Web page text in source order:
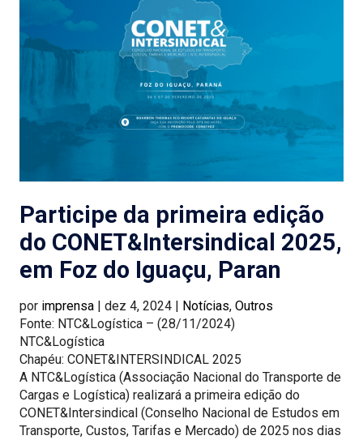
Participe da primeira edição
do CONET&Intersindical 2025,
em Foz do Iguaçu, Paran
por imprensa dez 4, 2024 Notícias, Outros
Fonte: NTC&Logística – (28/11/2024)
NTC&Logística
Chapéu: CONET&INTERSINDICAL 2025
A NTC&Logística (Associação Nacional do Transporte de
Cargas e Logística) realizará a primeira edição do
CONET&Intersindical (Conselho Nacional de Estudos em
Transporte, Custos, Tarifas e Mercado) de 2025 nos dias